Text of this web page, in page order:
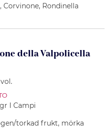
Corvinone, Rondinella
della Valpolicella
I Campi
torkad frukt, mörka